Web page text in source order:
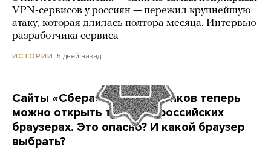
VPN-сервисов у россиян — пережил крупнейшую
атаку, которая длилась полтора месяца. Интервью
разработчика сервиса
ИСТОРИИ 5 дней назад
Сайты «Сбера» и других банков теперь
можно открыть только в российских
браузерах. Это опасно? И какой браузер
выбрать?